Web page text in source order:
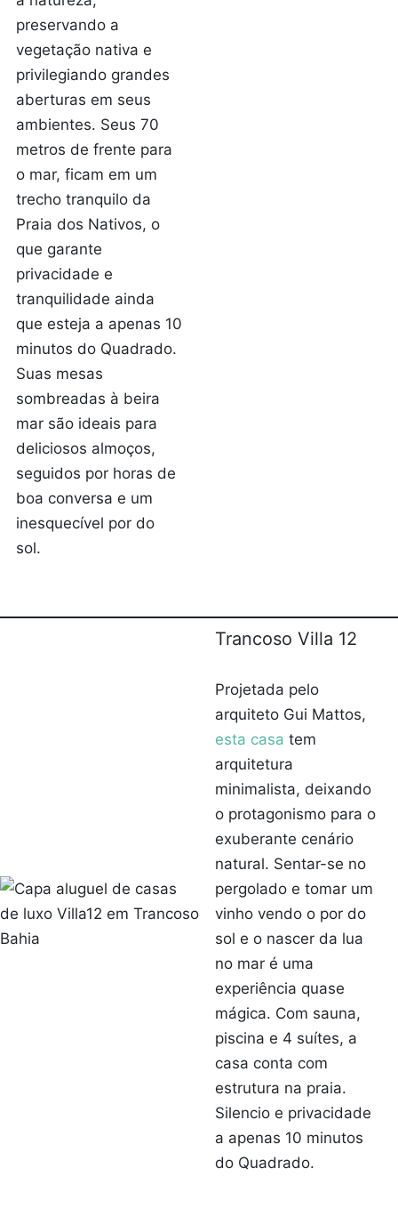
preservando a
vegetação nativa e
privilegiando grandes
aberturas em seus
ambientes. Seus 70
metros de frente para
o mar, ficam em um
trecho tranquilo da
Praia dos Nativos, o
que garante
privacidade e
tranquilidade ainda
que esteja a apenas 10
minutos do Quadrado.
Suas mesas
sombreadas à beira
mar são ideais para
deliciosos almoços,
seguidos por horas de
boa conversa e um
inesquecível por do
sol.
Trancoso Villa 12
Projetada pelo
arquiteto Gui Mattos,
esta casa tem
arquitetura
minimalista, deixando
o protagonismo para o
exuberante cenário
natural. Sentar-se no
pergolado e tomar um
vinho vendo o por do
sol e o nascer da lua
no mar é uma
experiência quase
mágica. Com sauna,
piscina e 4 suítes, a
casa conta com
estrutura na praia.
Silencio e privacidade
a apenas 10 minutos
do Quadrado.